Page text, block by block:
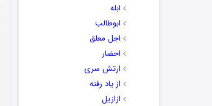
ابله
ابوطالب
اجل معلق
احضار
ارتش سری
از یاد رفته
ازازیل